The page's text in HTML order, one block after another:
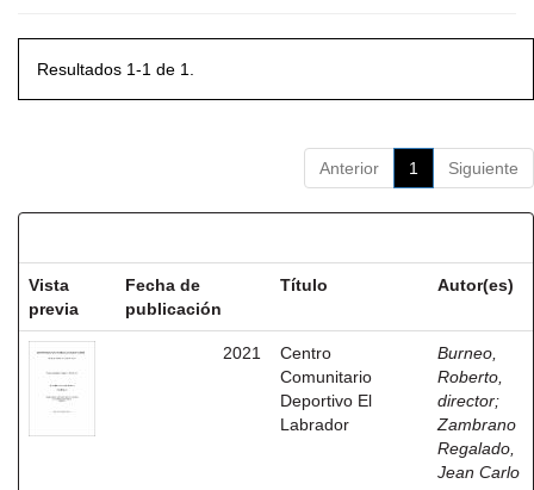
Resultados 1-1 de 1.
Anterior 1 Siguiente
Vista
previa
Fecha de
publicación
Título Autor(es)
2021
Centro
Comunitario
Deportivo El
Labrador
Burneo,
Roberto,
director;
Zambrano
Regalado,
Jean Carlo